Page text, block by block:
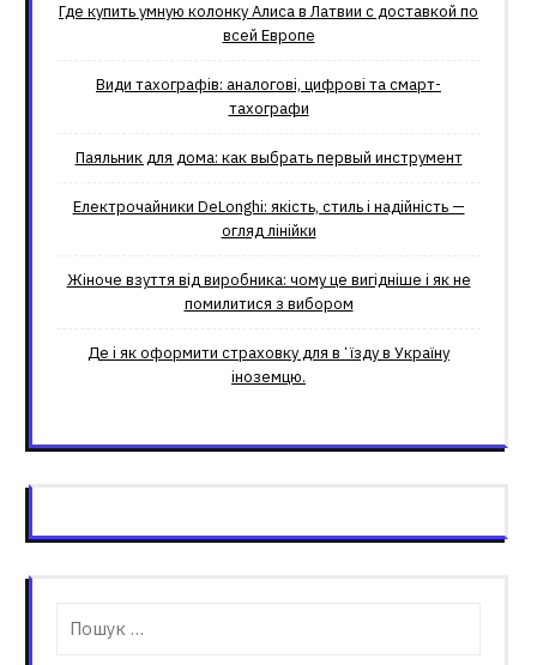
Где купить умную колонку Алиса в Латвии с доставкой по
всей Европе
Види тахографів: аналогові, цифрові та смарт-
тахографи
Паяльник для дома: как выбрать первый инструмент
Електрочайники DeLonghi: якість, стиль і надійність —
огляд лінійки
Жіноче взуття від виробника: чому це вигідніше і як не
помилитися з вибором
Де і як оформити страховку для вʼїзду в Україну
іноземцю.